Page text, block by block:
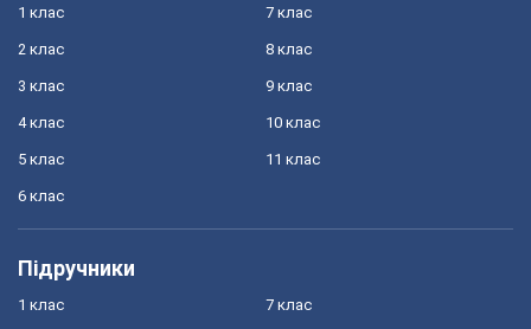
1 клас
2 клас
3 клас
4 клас
5 клас
6 клас
7 клас
8 клас
9 клас
10 клас
11 клас
Підручники
1 клас 7 клас